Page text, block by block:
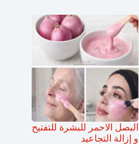
البصل الاحمر للبشرة للتفتيح
و إزالة التجاعيد